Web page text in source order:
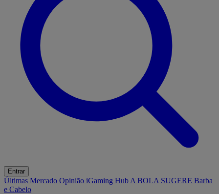
Entrar
Últimas Mercado Opinião iGaming Hub A BOLA SUGERE Barba
e Cabelo